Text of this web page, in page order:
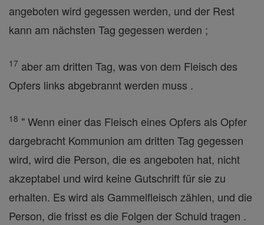
angeboten wird gegessen werden, und der Rest
kann am nächsten Tag gegessen werden ;
17 aber am dritten Tag, was von dem Fleisch des
Opfers links abgebrannt werden muss .
18 " Wenn einer das Fleisch eines Opfers als Opfer
dargebracht Kommunion am dritten Tag gegessen
wird, wird die Person, die es angeboten hat, nicht
akzeptabel und wird keine Gutschrift für sie zu
erhalten. Es wird als Gammelfleisch zählen, und die
Person, die frisst es die Folgen der Schuld tragen .